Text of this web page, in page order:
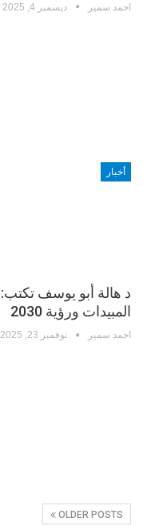
احمد سمير ديسمبر 4, 2025
أخبار
د هالة أبو يوسف
المبيدات ورؤية 2030
احمد سمير نوفمبر 23, 2025
OLDER POSTS